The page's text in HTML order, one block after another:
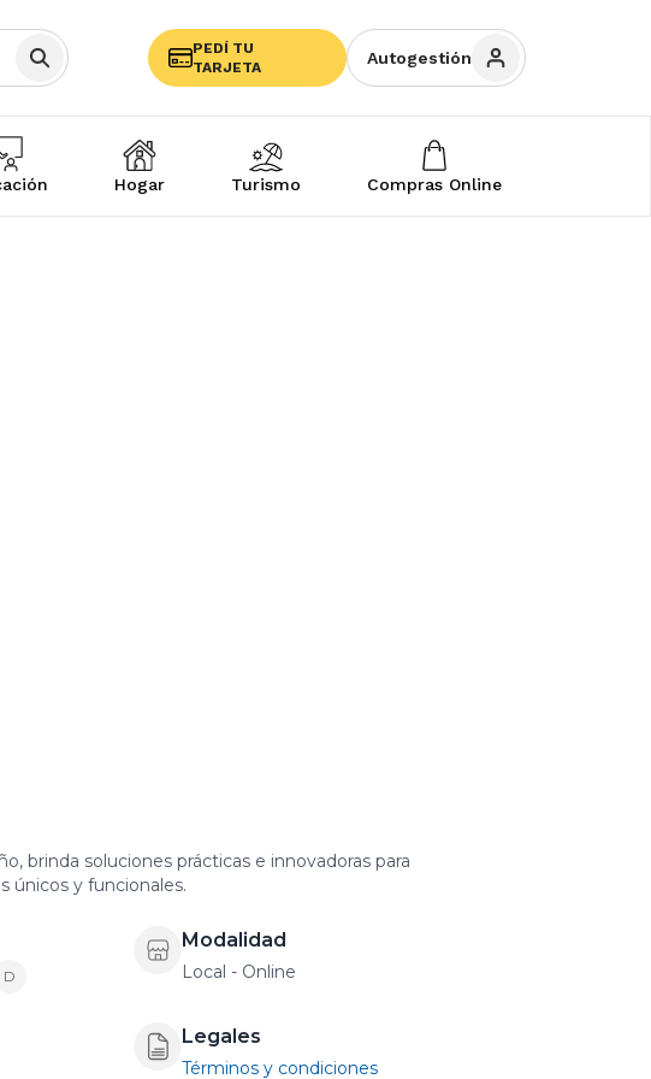
PEDÍ TU
TARJETA
Autogestión
Hogar Turismo Compras Online
brinda soluciones prácticas e innovadoras para
únicos y funcionales.
D
Modalidad
Local - Online
Legales
Términos y condiciones